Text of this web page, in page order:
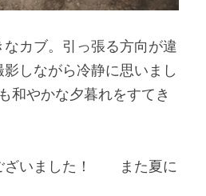
カブ。引っ張る方向が違
しながら冷静に思いまし
和やかな夕暮れをすてき
いました！　　また夏に